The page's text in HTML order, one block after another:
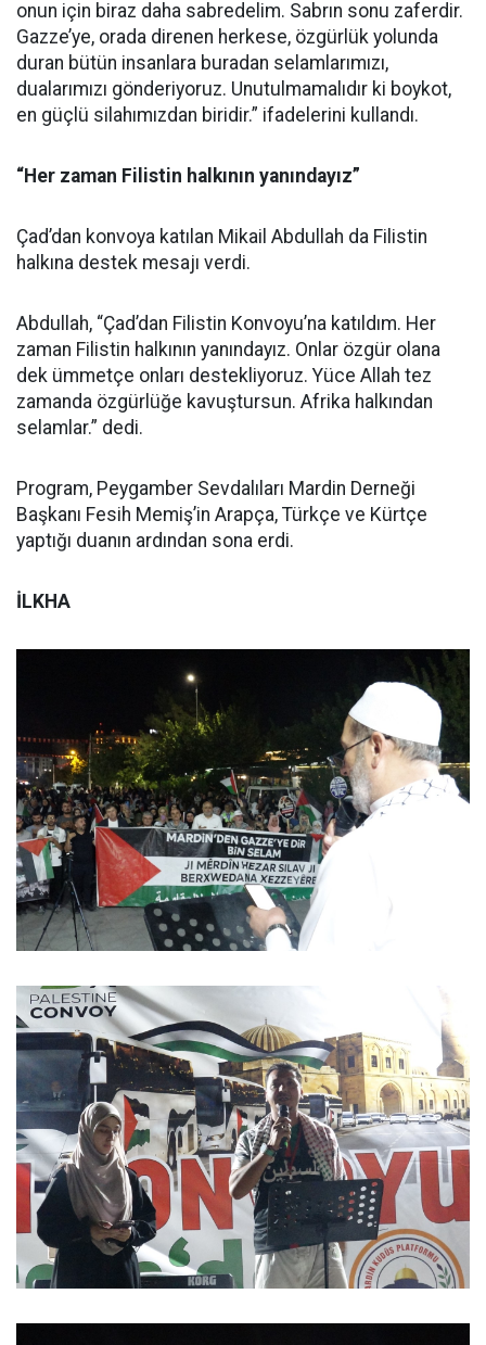
onun için biraz daha sabredelim. Sabrın sonu zaferdir.
Gazze’ye, orada direnen herkese, özgürlük yolunda
duran bütün insanlara buradan selamlarımızı,
dualarımızı gönderiyoruz. Unutulmamalıdır ki boykot,
en güçlü silahımızdan biridir.” ifadelerini kullandı.
“Her zaman Filistin halkının yanındayız”
Çad’dan konvoya katılan Mikail Abdullah da Filistin
halkına destek mesajı verdi.
Abdullah, “Çad’dan Filistin Konvoyu’na katıldım. Her
zaman Filistin halkının yanındayız. Onlar özgür olana
dek ümmetçe onları destekliyoruz. Yüce Allah tez
zamanda özgürlüğe kavuştursun. Afrika halkından
selamlar.” dedi.
Program, Peygamber Sevdalıları Mardin Derneği
Başkanı Fesih Memiş’in Arapça, Türkçe ve Kürtçe
yaptığı duanın ardından sona erdi.
İLKHA